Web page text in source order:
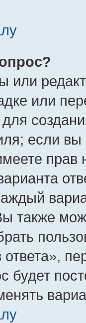
или
или
если
прав
также
будет